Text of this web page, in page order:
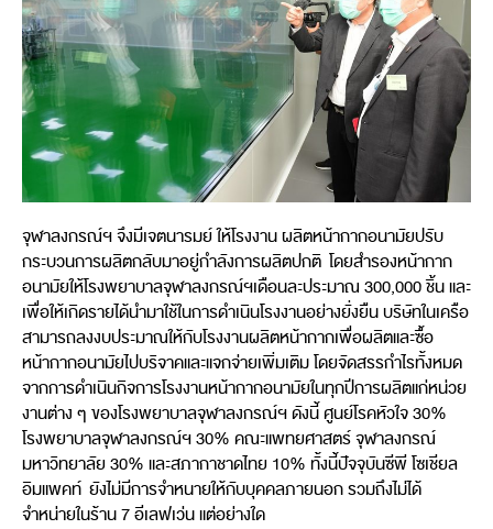
จุฬาลงกรณ์ฯ จึงมีเจตนารมย์ ให้โรงงาน ผลิตหน้ากากอนามัยปรับ
กระบวนการผลิตกลับมาอยู่กำลังการผลิตปกติ โดยสำรองหน้ากาก
อนามัยให้โรงพยาบาลจุฬาลงกรณ์ฯเดือนละประมาณ 300,000 ชิ้น และ
เพื่อให้เกิดรายได้นำมาใช้ในการดำเนินโรงงานอย่างยั่งยืน บริษัทในเครือ
สามารถลงงบประมาณให้กับโรงงานผลิตหน้ากากเพื่อผลิตและซื้อ
หน้ากากอนามัยไปบริจาคและแจกจ่ายเพิ่มเติม โดยจัดสรรกำไรทั้งหมด
จากการดำเนินกิจการโรงงานหน้ากากอนามัยในทุกปีการผลิตแก่หน่วย
งานต่าง ๆ ของโรงพยาบาลจุฬาลงกรณ์ฯ ดังนี้ ศูนย์โรคหัวใจ 30%
โรงพยาบาลจุฬาลงกรณ์ฯ 30% คณะแพทยศาสตร์ จุฬาลงกรณ์
มหาวิทยาลัย 30% และสภากาชาดไทย 10% ทั้งนี้ปัจจุบันซีพี โซเชียล
อิมแพคท์ ยังไม่มีการจำหนายให้กับบุคคลภายนอก รวมถึงไม่ได้
จำหน่ายในร้าน 7 อีเลฟเว่น แต่อย่างใด